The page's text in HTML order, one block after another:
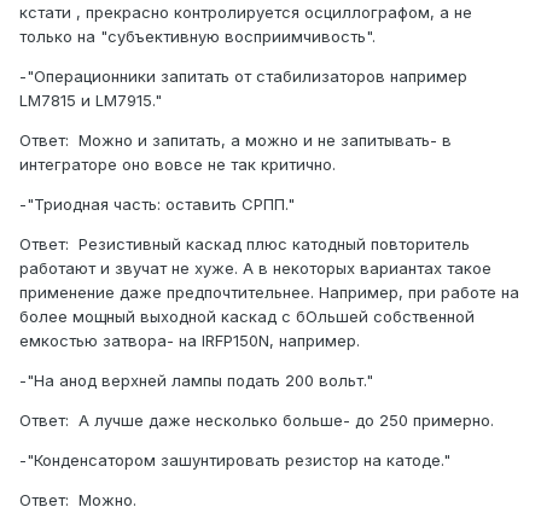
кстати , прекрасно контролируется осциллографом, а не
только на "субъективную восприимчивость".
-"Операционники запитать от стабилизаторов например
LM7815 и LM7915."
Ответ: Можно и запитать, а можно и не запитывать- в
интеграторе оно вовсе не так критично.
-"Триодная часть: оставить СРПП."
Ответ: Резистивный каскад плюс катодный повторитель
работают и звучат не хуже. А в некоторых вариантах такое
применение даже предпочтительнее. Например, при работе на
более мощный выходной каскад с бОльшей собственной
емкостью затвора- на IRFР150N, например.
-"На анод верхней лампы подать 200 вольт."
Ответ: А лучше даже несколько больше- до 250 примерно.
-"Конденсатором зашунтировать резистор на катоде."
Ответ: Можно.